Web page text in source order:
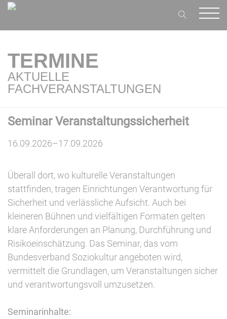
TERMINE
AKTUELLE
FACHVERANSTALTUNGEN
Seminar Veranstaltungssicherheit
16.09.2026–17.09.2026
Überall dort, wo kulturelle Veranstaltungen
stattfinden, tragen Einrichtungen Verantwortung für
Sicherheit und verlässliche Aufsicht. Auch bei
kleineren Bühnen und vielfältigen Formaten gelten
klare Anforderungen an Planung, Durchführung und
Risikoeinschätzung. Das Seminar, das vom
Bundesverband Soziokultur angeboten wird,
vermittelt die Grundlagen, um Veranstaltungen sicher
und verantwortungsvoll umzusetzen.
Seminarinhalte: